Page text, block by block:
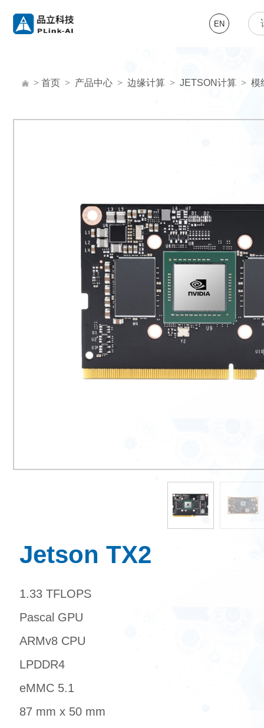
EN
>首页 > 产品中心 >边缘计算 >JETSON计算 >模
Jetson TX2
1.33 TFLOPS
Pascal GPU
ARMv8 CPU
LPDDR4
eMMC 5.1
87 mm x 50 mm